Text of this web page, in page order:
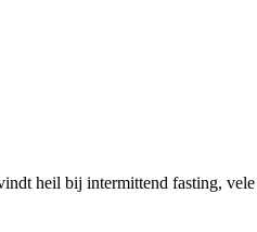
heil bij intermittend fasting,